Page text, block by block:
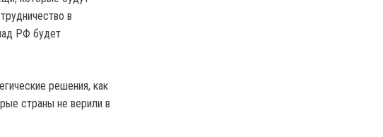
в
РФ будет
решения, как
страны не верили в